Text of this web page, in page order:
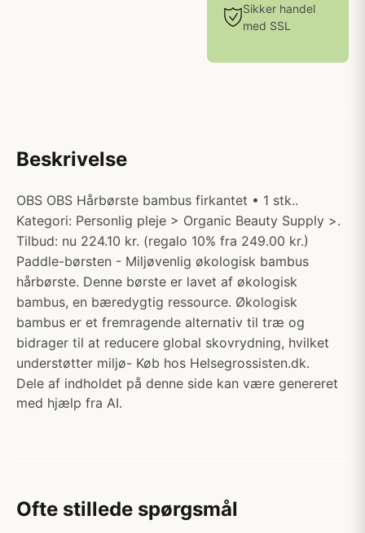
Sikker handel
med SSL
Beskrivelse
OBS OBS Hårbørste bambus firkantet • 1 stk..
Kategori: Personlig pleje > Organic Beauty Supply >.
Tilbud: nu 224.10 kr. (regalo 10% fra 249.00 kr.)
Paddle-børsten - Miljøvenlig økologisk bambus
hårbørste. Denne børste er lavet af økologisk
bambus, en bæredygtig ressource. Økologisk
bambus er et fremragende alternativ til træ og
bidrager til at reducere global skovrydning, hvilket
understøtter miljø- Køb hos Helsegrossisten.dk.
Dele af indholdet på denne side kan være genereret
med hjælp fra AI.
Ofte stillede spørgsmål